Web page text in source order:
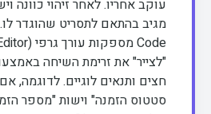
עוקב אחריו. לאחר זיהוי כוונה
חצים ותנאים לוגיים. לדוגמה,
סטטוס הזמנה" וישות "מספר